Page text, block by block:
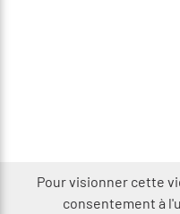
Pour visionner cette
consentement à